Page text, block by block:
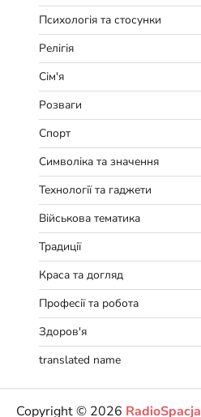
Психологія та стосунки
Релігія
Сім'я
Розваги
Спорт
Символіка та значення
Технології та гаджети
Військова тематика
Традиції
Краса та догляд
Професії та робота
Здоров'я
translated name
Copyright © 2026 RadioSpacja